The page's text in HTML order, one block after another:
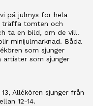
på julmys för hela
träffa tomten och
ta en bild, om de vill.
minijulmarknad. Båda
som sjunger
artister som sjunger
Allékören sjunger från
12-14.